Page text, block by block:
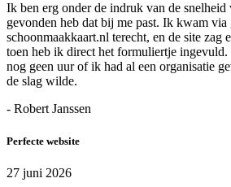
Ik ben erg onder de indruk van de
gevonden heb dat bij me past. Ik kwam via
schoonmaakkaart.nl terecht, en de site zag
toen heb ik direct het formuliertje
nog geen uur of ik had al een organisatie
de slag wilde.
- Robert Janssen
Perfecte website
27 juni 2026